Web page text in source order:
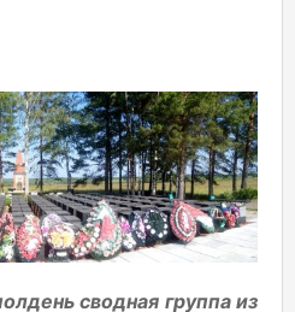
сводная группа из